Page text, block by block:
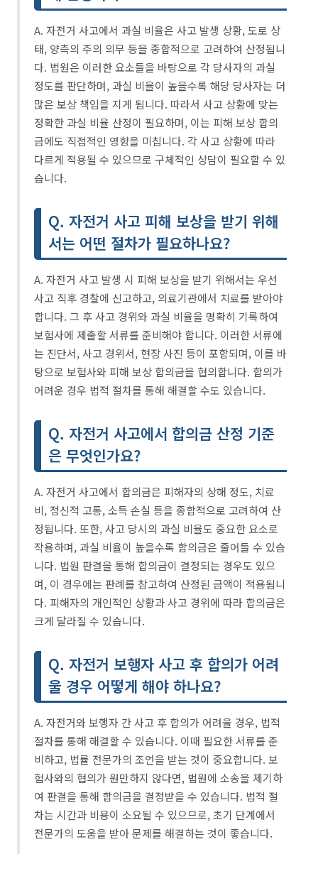
A. 자전거 사고에서 과실 비율은 사고 발생 상황, 도로 상
태, 양측의 주의 의무 등을 종합적으로 고려하여 산정됩니
다. 법원은 이러한 요소들을 바탕으로 각 당사자의 과실
정도를 판단하며, 과실 비율이 높을수록 해당 당사자는 더
많은 보상 책임을 지게 됩니다. 따라서 사고 상황에 맞는
정확한 과실 비율 산정이 필요하며, 이는 피해 보상 합의
금에도 직접적인 영향을 미칩니다. 각 사고 상황에 따라
다르게 적용될 수 있으므로 구체적인 상담이 필요할 수 있
습니다.
Q. 자전거 사고 피해 보상을 받기 위해
서는 어떤 절차가 필요하나요?
A. 자전거 사고 발생 시 피해 보상을 받기 위해서는 우선
사고 직후 경찰에 신고하고, 의료기관에서 치료를 받아야
합니다. 그 후 사고 경위와 과실 비율을 명확히 기록하여
보험사에 제출할 서류를 준비해야 합니다. 이러한 서류에
는 진단서, 사고 경위서, 현장 사진 등이 포함되며, 이를 바
탕으로 보험사와 피해 보상 합의금을 협의합니다. 합의가
어려운 경우 법적 절차를 통해 해결할 수도 있습니다.
Q. 자전거 사고에서 합의금 산정 기준
은 무엇인가요?
A. 자전거 사고에서 합의금은 피해자의 상해 정도, 치료
비, 정신적 고통, 소득 손실 등을 종합적으로 고려하여 산
정됩니다. 또한, 사고 당시의 과실 비율도 중요한 요소로
작용하며, 과실 비율이 높을수록 합의금은 줄어들 수 있습
니다. 법원 판결을 통해 합의금이 결정되는 경우도 있으
며, 이 경우에는 판례를 참고하여 산정된 금액이 적용됩니
다. 피해자의 개인적인 상황과 사고 경위에 따라 합의금은
크게 달라질 수 있습니다.
Q. 자전거 보행자 사고 후 합의가 어려
울 경우 어떻게 해야 하나요?
A. 자전거와 보행자 간 사고 후 합의가 어려울 경우, 법적
절차를 통해 해결할 수 있습니다. 이때 필요한 서류를 준
비하고, 법률 전문가의 조언을 받는 것이 중요합니다. 보
험사와의 협의가 원만하지 않다면, 법원에 소송을 제기하
여 판결을 통해 합의금을 결정받을 수 있습니다. 법적 절
차는 시간과 비용이 소요될 수 있으므로, 초기 단계에서
전문가의 도움을 받아 문제를 해결하는 것이 좋습니다.